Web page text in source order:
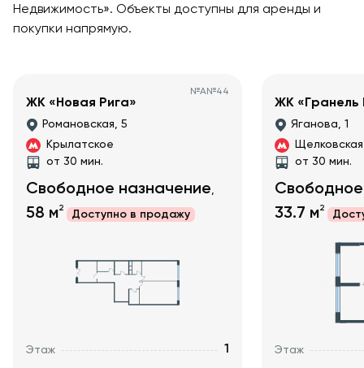
Недвижимость». Объекты доступны для аренды и
покупки напрямую.
№А№44
ЖК «Новая Рига»
Романовская, 5
Крылатское
от 30 мин.
Свободное назначение,
58 м2
Доступно в продажу
Этаж 1
ЖК «Гранель
Яганова, 1
Щелковская
от 30 мин.
33.7 м2
Этаж